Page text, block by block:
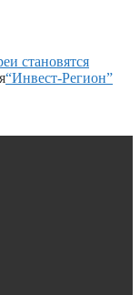
становятся
“Инвест-Регион”